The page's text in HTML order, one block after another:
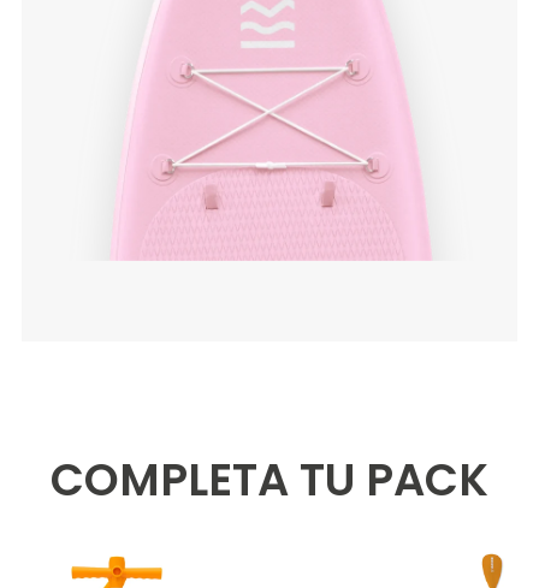
COMPLETA TU PACK